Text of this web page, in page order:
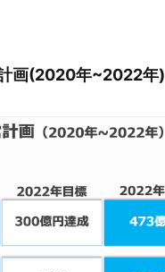
画(2020年~2022年)